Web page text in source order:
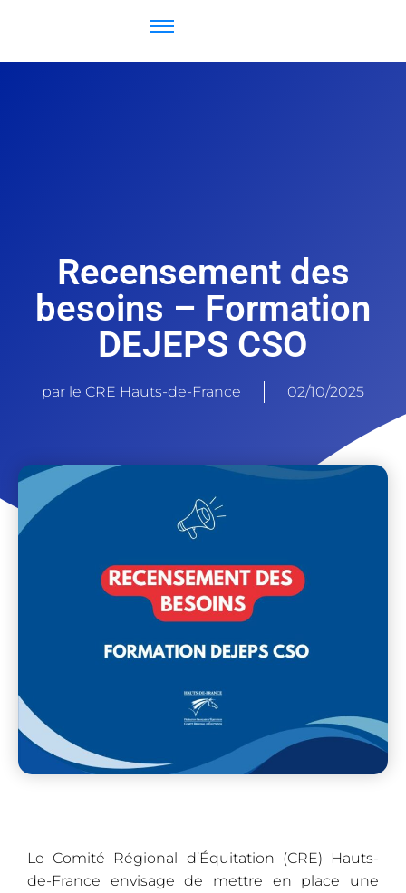
Recensement des
besoins – Formation
DEJEPS CSO
par le CRE Hauts-de-France 02/10/2025
Le Comité Régional d’Équitation (CRE) Hauts-
de-France envisage de mettre en place une